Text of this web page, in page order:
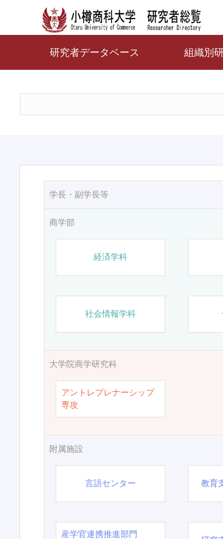
研究者データベース 組織別
学長・副学長等
商学部
経済学科
社会情報学科
大学院商学研究科
アントレプレナーシップ
専攻
附属施設
言語センター 教育
産学官連携推進部門